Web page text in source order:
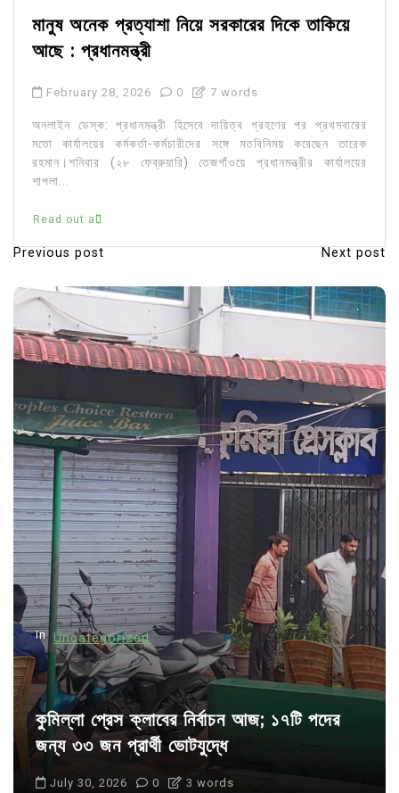
মানুষ অনেক প্রত্যাশা নিয়ে সরকারের দিকে তাকিয়ে
আছে : প্রধানমন্ত্রী
February 28, 2026 0 7 words
অনলাইন ডেস্ক: প্রধানমন্ত্রী হিসেবে দায়িত্ব গ্রহণের পর প্রথমবারের
মতো কার্যালয়ের কর্মকর্তা-কর্মচারীদের সঙ্গে মতবিনিময় করেছেন তারেক
রহমান।শনিবার (২৮ ফেব্রুয়ারি) তেজগাঁওয়ে প্রধানমন্ত্রীর কার্যালয়ের
শাপলা...
Read out all
P
o
t
a
v
i
g
a
t
i
o
n
Previous post Next post
In Uncategorized
কুমিল্লা প্রেস ক্লাবের নির্বাচন আজ; ১৭টি পদের
জন্য ৩৩ জন প্রার্থী ভোটযুদ্ধে
July 30, 2026 0 3 words